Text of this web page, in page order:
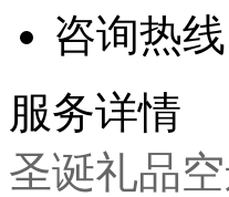
咨询热线
服务详情
圣诞礼品